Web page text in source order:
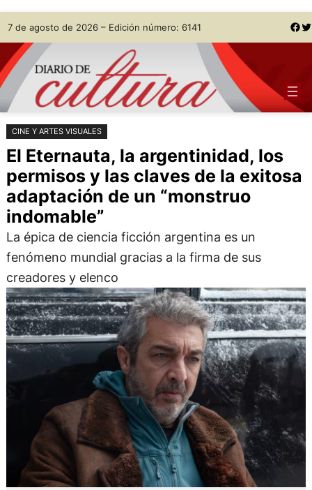
Saltar
al
contenido
Skip
to
content
7 de agosto de 2026 – Edición número: 6141 Facebook Twitter
CINE Y ARTES VISUALES
El Eternauta, la argentinidad, los
permisos y las claves de la exitosa
adaptación de un “monstruo
indomable”
La épica de ciencia ficción argentina es un
fenómeno mundial gracias a la firma de sus
creadores y elenco